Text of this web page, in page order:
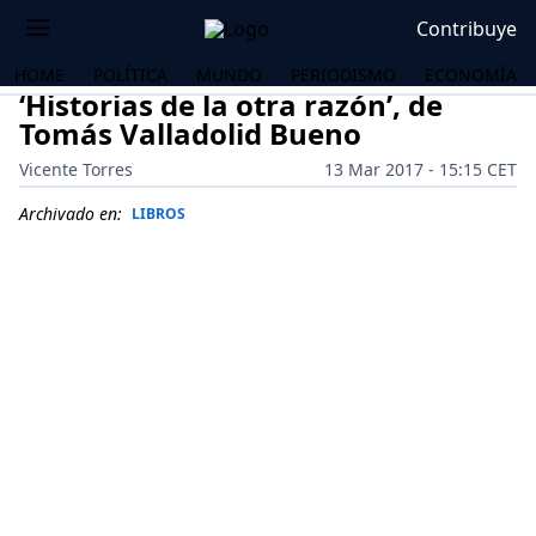
Contribuye
HOME POLÍTICA MUNDO PERIODISMO ECONOMÍA
‘Historias de la otra razón’, de
Tomás Valladolid Bueno
Vicente Torres
13 Mar 2017 - 15:15 CET
Archivado en: LIBROS